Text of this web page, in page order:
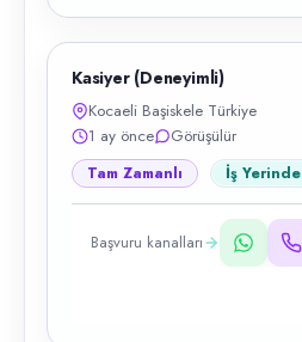
Kasiyer (Deneyimli)
Kocaeli Başiskele Türkiye
1 ay önce
Görüşülür
Tam Zamanlı İş Yerinde
Başvuru kanalları